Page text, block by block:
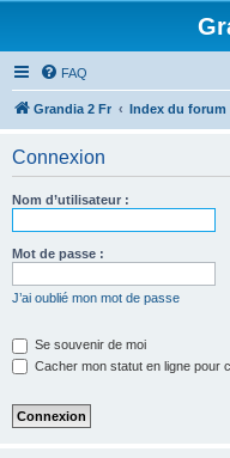
FAQ
Grandia 2 Fr Index du forum
Connexion
Nom d’utilisateur :
Mot de passe :
J’ai oublié mon mot de passe
Se souvenir de moi
Cacher mon statut en ligne pour